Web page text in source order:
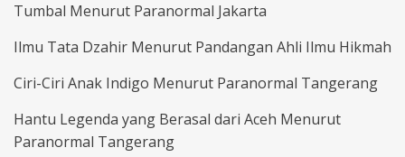
Tumbal Menurut Paranormal Jakarta
Ilmu Tata Dzahir Menurut Pandangan Ahli Ilmu Hikmah
Ciri-Ciri Anak Indigo Menurut Paranormal Tangerang
Hantu Legenda yang Berasal dari Aceh Menurut
Paranormal Tangerang